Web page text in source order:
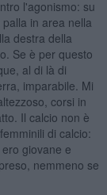
l'agonismo: su
in area nella
destra della
Se è per questo
al di là di
imparabile. Mi
corsi in
Il calcio non è
di calcio:
giovane e
nemmeno se